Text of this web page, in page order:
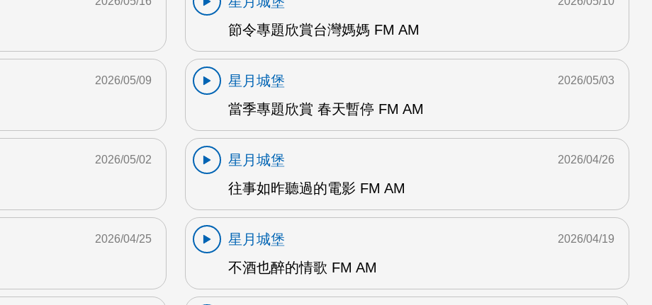
節令專題欣賞台灣媽媽 FM AM
2026/05/09
星月城堡
當季專題欣賞 春天暫停 FM AM
2026/05/03
2026/05/02
星月城堡
往事如昨聽過的電影 FM AM
2026/04/26
2026/04/25
星月城堡
不酒也醉的情歌 FM AM
2026/04/19